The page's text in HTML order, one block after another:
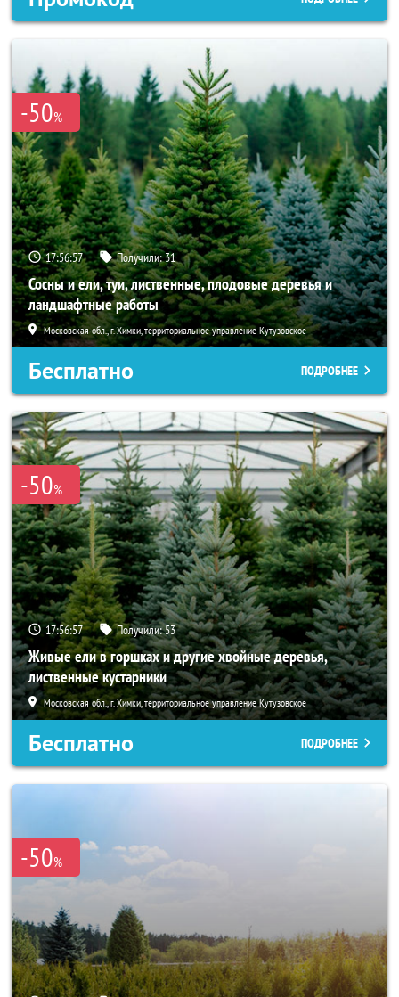
-50%
17:56:56 Получили:31
Сосны и ели, туи, лиственные, плодовые деревья и
ландшафтные работы
Московская обл., г. Химки, территориальное управление Кутузовское
Бесплатно ПОДРОБНЕЕ
-50%
17:56:56 Получили:53
Живые ели в горшках и другие хвойные деревья,
лиственные кустарники
Московская обл., г. Химки, территориальное управление Кутузовское
Бесплатно ПОДРОБНЕЕ
-50%